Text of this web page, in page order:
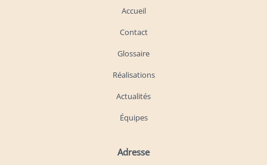
Accueil
Contact
Glossaire
Réalisations
Actualités
Équipes
Adresse